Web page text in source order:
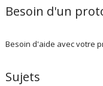
Besoin d'un
Besoin d'aide avec votre
Sujets